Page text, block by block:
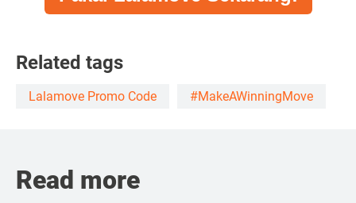
Related tags
Lalamove Promo Code #MakeAWinningMove
Read more